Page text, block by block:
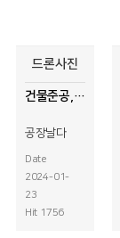
드론사진
건물준공, 빌딩 드론사진촬영
공장날다
Date
2024-01-
23
Hit 1756